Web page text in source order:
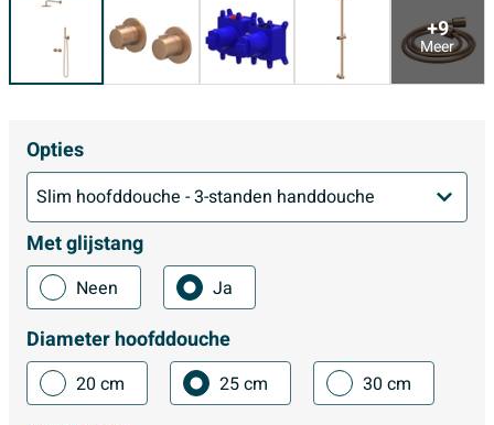
+9
Meer
Opties
Met glijstang
Neen Ja
Diameter hoofddouche
20 cm 25 cm 30 cm